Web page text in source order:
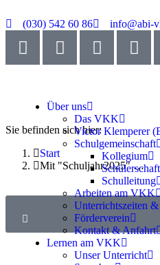
(030) 542 60 86 info@abi-
Über uns
Das VKK
Victor Klemperer
Schulgemeinschaft
Kollegium
Schulleitung
Arbeiten am VKK
Unterrichtszeiten &
Förderverein
Kontakt & Anfahrt
Lernen am VKK
Unser Unterricht
Sie befinden sich hier:
Start
Mit "Schuljahr2025" …